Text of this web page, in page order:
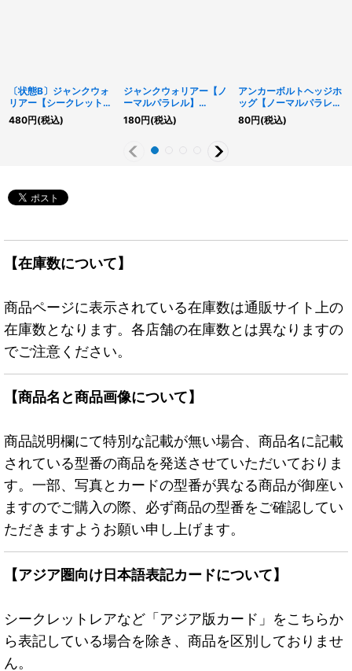
〔状態B〕ジャンクウォ
リアー【シークレット】
{DE03-JP159}《シンク
ロ》
480円(税込)
ジャンクウォリアー【ノ
ーマルパラレル】
{AC03-JP000}《シン
クロ》
180円(税込)
アンカーボルトヘッジホ
ッグ【ノーマルパラレ
ル】{SD48-JP002}
《モンスター》
80円(税込)
【在庫数について】
商品ページに表示されている在庫数は通販サイト上の
在庫数となります。各店舗の在庫数とは異なりますの
でご注意ください。
【商品名と商品画像について】
商品説明欄にて特別な記載が無い場合、商品名に記載
されている型番の商品を発送させていただいておりま
す。一部、写真とカードの型番が異なる商品が御座い
ますのでご購入の際、必ず商品の型番をご確認してい
ただきますようお願い申し上げます。
【アジア圏向け日本語表記カードについて】
シークレットレアなど「アジア版カード」をこちらか
ら表記している場合を除き、商品を区別しておりませ
ん。